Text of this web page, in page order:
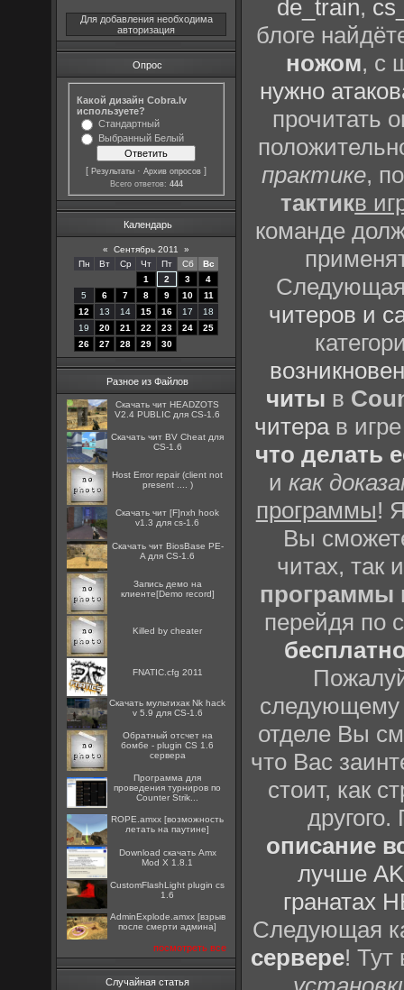
Для добавления необходима
авторизация
Опрос
Какой дизайн Cobra.lv
используете?
Стандартный
Выбранный Белый
[Результаты ·Архив опросов ]
Всего ответов: 444
Календарь
« Сентябрь 2011
»
Пн
Вт Ср Чт Пт Сб
Вс
1
2 3
4
5
6 7 8 9 10
11
12
13 14 15 16 17
18
19
20 21 22 23 24
25
26
27 28 29 30
Разное из Файлов
Скачать чит HEADZOTS
V2.4 PUBLIC для CS-1.6
Скачать чит BV Cheat для
CS-1.6
Host Error repair (client not
present .... )
Скачать чит [F]nxh hook
v1.3 для cs-1.6
Скачать чит BiosBase PE-
A для CS-1.6
Запись демо на
клиенте[Demo record]
Killed by cheater
FNATIC.cfg 2011
Скачать мультихак Nk hack
v 5.9 для CS-1.6
Обратный отсчет на
бомбе - plugin CS 1.6
сервера
Программа для
проведения турниров по
Counter Strik...
ROPE.amxx [возможность
летать на паутине]
Download скачать Amx
Mod X 1.8.1
CustomFlashLight plugin cs
1.6
AdminExplode.amxx [взрыв
после смерти админа]
посмотреть все
Случайная статья
de_train,
блоге
ножом, с
нужно
прочитать
практике,
тактикв
команде
Следующая
читеров и
читы в
читерав
что делать
икак
программы!
Вы
читах, так
программы
перейдя по
отделе Вы
что Вас
стоит, как
описание
лучше
гранатах
Следующая
сервере! Тут